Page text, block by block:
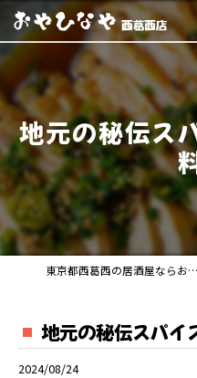
地元の秘伝ス
東京都西葛西の居酒屋ならおやひなや 西葛西店
地元の秘伝スパイ
2024/08/24